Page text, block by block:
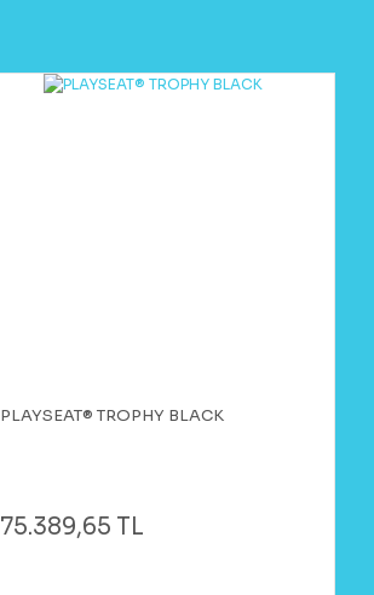
PLAYSEAT® TROPHY BLACK
75.389,65 TL